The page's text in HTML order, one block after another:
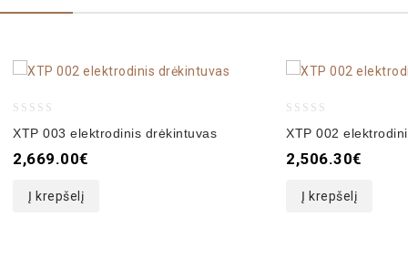
of
XTP 003 elektrodinis drėkintuvas
2,669.00€
Į krepšelį
of
XTP 002
2,506.30€
Į krepšelį